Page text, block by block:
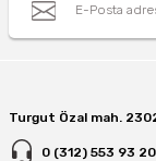
Turgut Özal mah.
0 (312) 553 93 20